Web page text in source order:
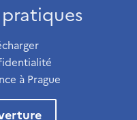
à Prague